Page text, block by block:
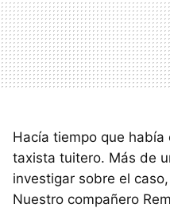
Hacía tiempo que
taxista tuitero. Más de
investigar sobre el
Nuestro compañero